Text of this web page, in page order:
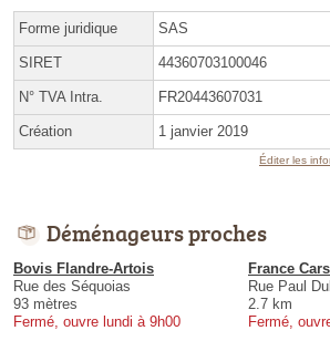
Forme juridique SAS
SIRET 44360703100046
N° TVA Intra. FR20443607031
Création 1 janvier 2019
Éditer les
Déménageurs proches
Bovis Flandre-Artois
Rue des Séquoias
93 mètres
Fermé, ouvre lundi à 9h00
France Cars
Rue Paul
2.7 km
Fermé,